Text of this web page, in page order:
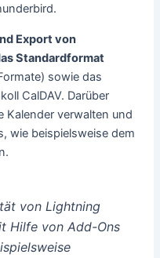
Export von
Standardformat
sowie das
CalDAV. Darüber
Kalender verwalten und
wie beispielsweise dem
von Lightning
Hilfe von Add-Ons